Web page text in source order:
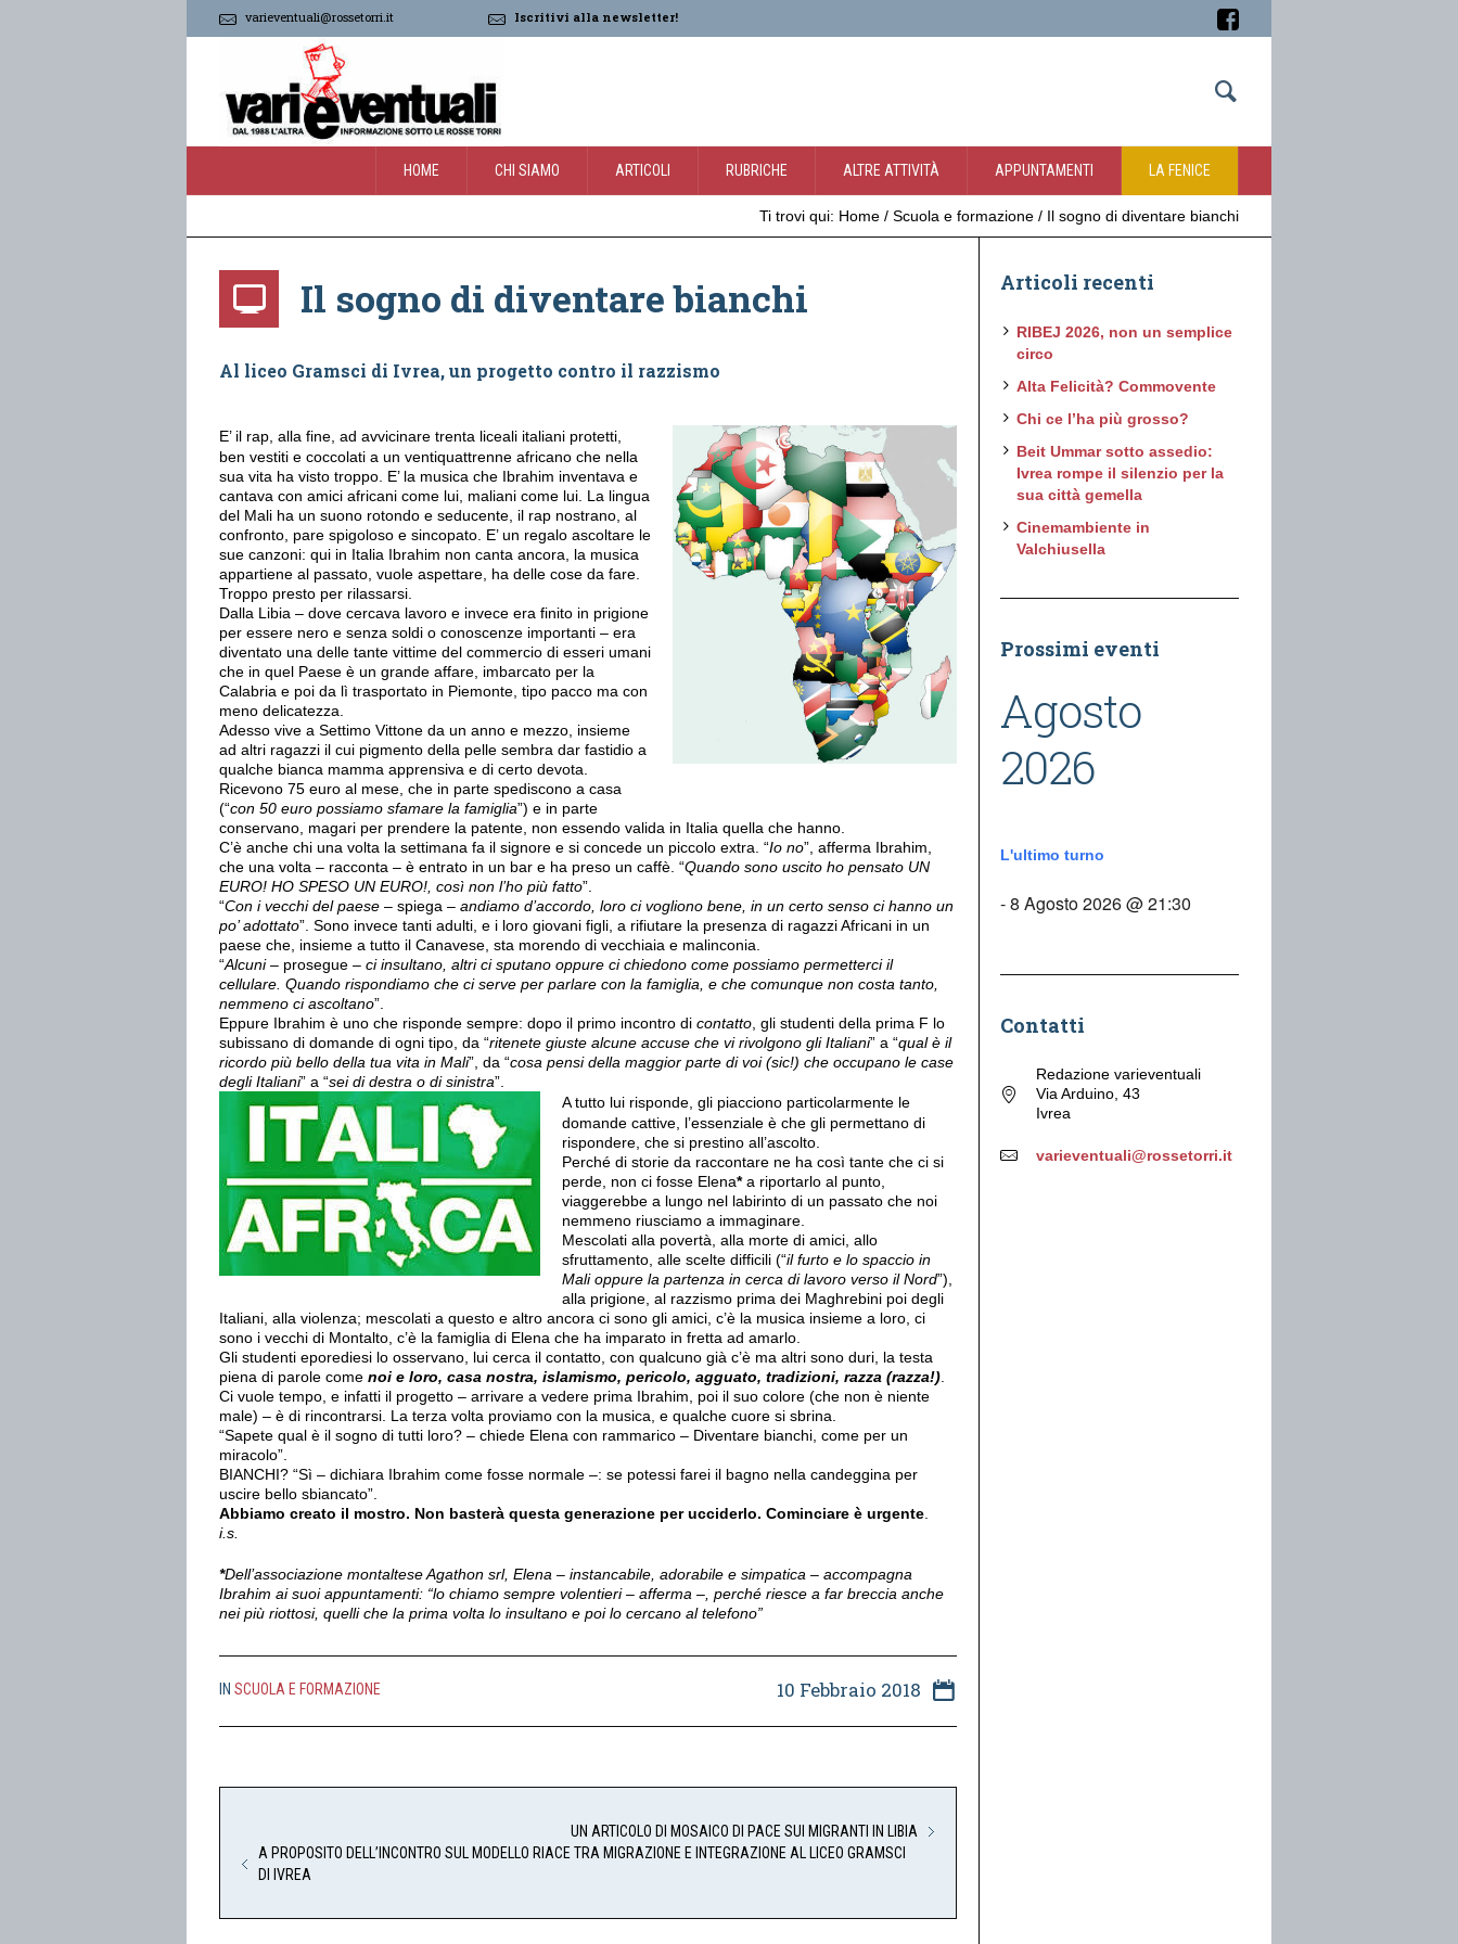
varieventuali@rossetorri.it Iscritivi alla newsletter!
HOME CHI SIAMO ARTICOLI RUBRICHE ALTRE ATTIVITÀ APPUNTAMENTI LA FENICE
Ti trovi qui: Home / Scuola e formazione / Il sogno di diventare bianchi
Il sogno di diventare bianchi
Al liceo Gramsci di Ivrea, un progetto contro il razzismo
E’ il rap, alla fine, ad avvicinare trenta liceali italiani protetti,
ben vestiti e coccolati a un ventiquattrenne africano che nella
sua vita ha visto troppo. E’ la musica che Ibrahim inventava e
cantava con amici africani come lui, maliani come lui. La lingua
del Mali ha un suono rotondo e seducente, il rap nostrano, al
confronto, pare spigoloso e sincopato. E’ un regalo ascoltare le
sue canzoni: qui in Italia Ibrahim non canta ancora, la musica
appartiene al passato, vuole aspettare, ha delle cose da fare.
Troppo presto per rilassarsi.
Dalla Libia – dove cercava lavoro e invece era finito in prigione
per essere nero e senza soldi o conoscenze importanti – era
diventato una delle tante vittime del commercio di esseri umani
che in quel Paese è un grande affare, imbarcato per la
Calabria e poi da lì trasportato in Piemonte, tipo pacco ma con
meno delicatezza.
Adesso vive a Settimo Vittone da un anno e mezzo, insieme
ad altri ragazzi il cui pigmento della pelle sembra dar fastidio a
qualche bianca mamma apprensiva e di certo devota.
Ricevono 75 euro al mese, che in parte spediscono a casa
(“con 50 euro possiamo sfamare la famiglia”) e in parte
conservano, magari per prendere la patente, non essendo valida in Italia quella che hanno.
C’è anche chi una volta la settimana fa il signore e si concede un piccolo extra. “Io no”, afferma Ibrahim,
che una volta – racconta – è entrato in un bar e ha preso un caffè. “Quando sono uscito ho pensato UN
EURO! HO SPESO UN EURO!, così non l’ho più fatto”.
“Con i vecchi del paese – spiega – andiamo d’accordo, loro ci vogliono bene, in un certo senso ci hanno un
po’ adottato”. Sono invece tanti adulti, e i loro giovani figli, a rifiutare la presenza di ragazzi Africani in un
paese che, insieme a tutto il Canavese, sta morendo di vecchiaia e malinconia.
“Alcuni– prosegue – ci insultano, altri ci sputano oppure ci chiedono come possiamo permetterci il
cellulare. Quando rispondiamo che ci serve per parlare con la famiglia, e che comunque non costa tanto,
nemmeno ci ascoltano”.
Eppure Ibrahim è uno che risponde sempre: dopo il primo incontro di contatto , gli studenti della prima F lo
subissano di domande di ogni tipo, da “ritenete giuste alcune accuse che vi rivolgono gli Italiani” a “qual è il
ricordo più bello della tua vita in Mali”, da “cosa pensi della maggior parte di voi (sic!) che occupano le case
degli Italiani” a “sei di destra o di sinistra”.
A tutto lui risponde, gli piacciono particolarmente le
domande cattive, l’essenziale è che gli permettano di
rispondere, che si prestino all’ascolto.
Perché di storie da raccontare ne ha così tante che ci si
perde, non ci fosse Elena*a riportarlo al punto,
viaggerebbe a lungo nel labirinto di un passato che noi
nemmeno riusciamo a immaginare.
Mescolati alla povertà, alla morte di amici, allo
sfruttamento, alle scelte difficili (“il furto e lo spaccio in
Mali oppure la partenza in cerca di lavoro verso il Nord”),
alla prigione, al razzismo prima dei Maghrebini poi degli
Italiani, alla violenza; mescolati a questo e altro ancora ci sono gli amici, c’è la musica insieme a loro, ci
sono i vecchi di Montalto, c’è la famiglia di Elena che ha imparato in fretta ad amarlo.
Gli studenti eporediesi lo osservano, lui cerca il contatto, con qualcuno già c’è ma altri sono duri, la testa
piena di parole come noi e loro, casa nostra, islamismo, pericolo, agguato, tradizioni, razza (razza!)
Ci vuole tempo, e infatti il progetto – arrivare a vedere prima Ibrahim, poi il suo colore (che non è niente
male) – è di rincontrarsi. La terza volta proviamo con la musica, e qualche cuore si sbrina.
“Sapete qual è il sogno di tutti loro? – chiede Elena con rammarico – Diventare bianchi, come per un
miracolo”.
BIANCHI? “Sì – dichiara Ibrahim come fosse normale –: se potessi farei il bagno nella candeggina per
uscire bello sbiancato”.
Abbiamo creato il mostro. Non basterà questa generazione per ucciderlo. Cominciare è urgente
i.s.
*Dell’associazione montaltese Agathon srl, Elena – instancabile, adorabile e simpatica – accompagna
Ibrahim ai suoi appuntamenti: “lo chiamo sempre volentieri – afferma –, perché riesce a far breccia anche
nei più riottosi, quelli che la prima volta lo insultano e poi lo cercano al telefono”
10 Febbraio 2018
IN SCUOLA E FORMAZIONE
UN ARTICOLO DI MOSAICO DI PACE SUI MIGRANTI IN LIBIA
A PROPOSITO DELL’INCONTRO SUL MODELLO RIACE TRA MIGRAZIONE E INTEGRAZIONE AL LICEO GRAMSCI
DI IVREA
Articoli recenti
RIBEJ 2026, non un semplice
circo
Alta Felicità? Commovente
Chi ce l’ha più grosso?
Beit Ummar sotto assedio:
Ivrea rompe il silenzio per la
sua città gemella
Cinemambiente in
Valchiusella
Prossimi eventi
Agosto
2026
L'ultimo turno
- 8 Agosto 2026 @ 21:30
Contatti
Redazione varieventuali
Via Arduino, 43
Ivrea
varieventuali@rossetorri.it